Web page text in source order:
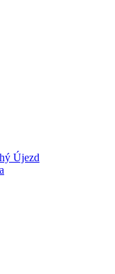
Újezd